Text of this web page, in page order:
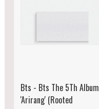
Bts - Bts The 5Th Album
'Arirang' (Rooted